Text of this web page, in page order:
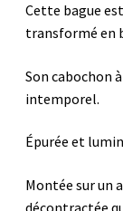
Cette bague
transformé en
Son cabochon
intemporel.
Épurée et
Montée sur un